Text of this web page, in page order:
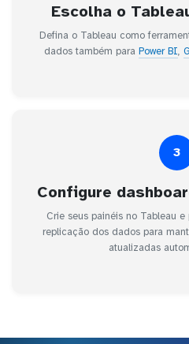
Escolha o
Defina o Tableau como
dados também para Power BI,
3
Configure
Crie seus painéis no Tableau
replicação dos dados para
atualizadas